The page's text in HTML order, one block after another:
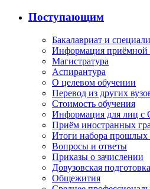
Поступающим
Бакалавриат и
Информация приёмной
Магистратура
Аспирантура
О целевом обучении
Перевод из других
Стоимость обучения
Информация для лиц с
Приём иностранных
Итоги набора прошлых
Вопросы и ответы
Приказы о зачислении
Довузовская подготовка
Общежития